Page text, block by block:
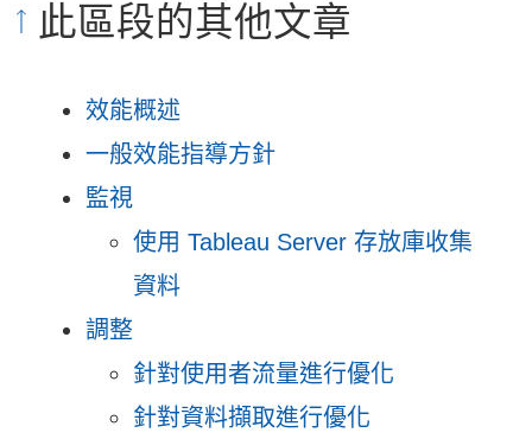
此區段的其他文章
效能概述
一般效能指導方針
監視
使用 Tableau Server 存放庫收集
資料
調整
針對使用者流量進行優化
針對資料擷取進行優化